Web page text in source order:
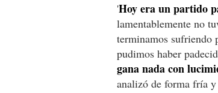
'Hoy era un partido
lamentablemente no
terminamos sufriendo
pudimos haber
gana nada con
analizó de forma fría